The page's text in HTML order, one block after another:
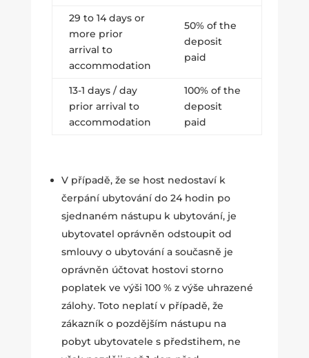
29 to 14 days or
more prior
arrival to
accommodation
50% of the
deposit
paid
13-1 days / day
prior arrival to
accommodation
100% of the
deposit
paid
V případě, že se host nedostaví k
čerpání ubytování do 24 hodin po
sjednaném nástupu k ubytování, je
ubytovatel oprávněn odstoupit od
smlouvy o ubytování a současně je
oprávněn účtovat hostovi storno
poplatek ve výši 100 % z výše uhrazené
zálohy. Toto neplatí v případě, že
zákazník o pozdějším nástupu na
pobyt ubytovatele s předstihem, ne